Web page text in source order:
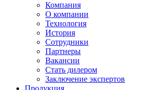
Компания
О компании
Технология
История
Сотрудники
Партнеры
Вакансии
Стать дилером
Заключение экспертов
Продукция